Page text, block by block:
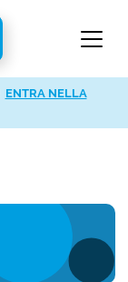
ENTRA NELLA